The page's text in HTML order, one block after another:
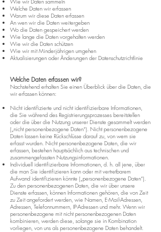
Welche Daten wir erfassen
Warum wir diese Daten erfassen
An wen wir die Daten weitergeben
Wo die Daten gespeichert werden
Wie lange die Daten vorgehalten werden
Wie wir die Daten schützen
Wie wir mit Minderjährigen umgehen
Aktualisierungen oder Änderungen der Datenschutzrichtlinie
Welche Daten erfassen wir?
Nachstehend erhalten Sie einen Überblick über die Daten, die
wir erfassen können:
Nicht identifizierte und nicht identifizierbare Informationen,
die Sie während des Registrierungsprozesses bereitstellen
oder die über die Nutzung unserer Dienste gesammelt werden
(„nicht personenbezogene Daten“). Nicht personenbezogene
Daten lassen keine Rückschlüsse darauf zu, von wem sie
erfasst wurden. Nicht personenbezogene Daten, die wir
erfassen, bestehen hauptsächlich aus technischen und
zusammengefassten Nutzungsinformationen.
Individuell identifizierbare Informationen, d. h. all jene, über
die man Sie identifizieren kann oder mit vertretbarem
Aufwand identifizieren könnte („personenbezogene Daten“).
Zu den personenbezogenen Daten, die wir über unsere
Dienste erfassen, können Informationen gehören, die von Zeit
zu Zeit angefordert werden, wie Namen, E-Mail-Adressen,
Adressen, Telefonnummern, IP-Adressen und mehr. Wenn wir
personenbezogene mit nicht personenbezogenen Daten
kombinieren, werden diese, solange sie in Kombination
vorliegen, von uns als personenbezogene Daten behandelt.